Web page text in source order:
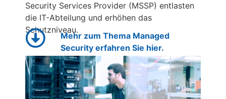
Security Services Provider (MSSP) entlasten
die IT-Abteilung und erhöhen das
Schutzniveau.
Mehr zum Thema Managed
Security erfahren Sie hier.